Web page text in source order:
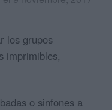
los grupos
imprimibles,
o sinfones a